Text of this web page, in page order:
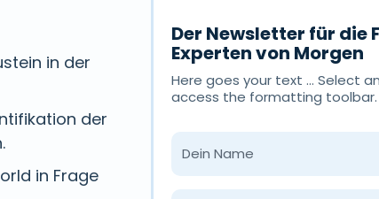
in der
der
in Frage
Der Newsletter für die
Experten von Morgen
Here goes your text ... Select
access the formatting toolbar.